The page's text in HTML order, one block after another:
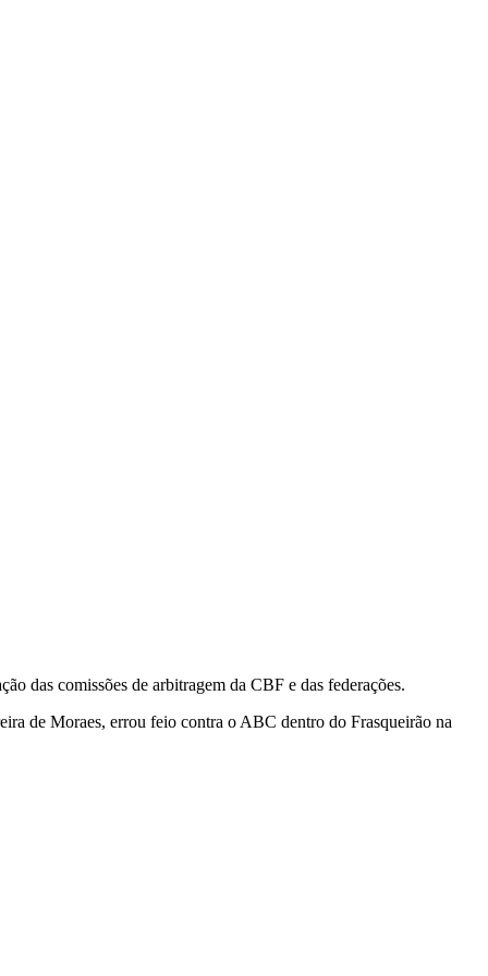
das comissões de arbitragem da CBF e das federações.
de Moraes, errou feio contra o ABC dentro do Frasqueirão na